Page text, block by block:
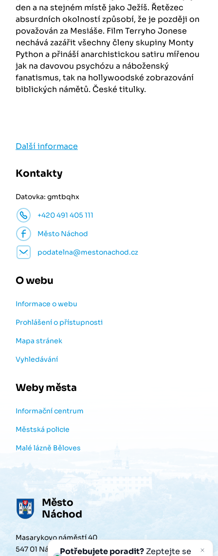
den a na stejném místě jako Ježíš. Řetězec
absurdních okolností způsobí, že je později on
považován za Mesiáše. Film Terryho Jonese
nechává zazářit všechny členy skupiny Monty
Python a přináší anarchistickou satiru mířenou
jak na davovou psychózu a náboženský
fanatismus, tak na hollywoodské zobrazování
biblických námětů. České titulky.
Další informace
Kontakty
Datovka: gmtbqhx
+420 491 405 111
Město Náchod
podatelna@mestonachod.cz
O webu
Informace o webu
Prohlášení o přístupnosti
Mapa stránek
Vyhledávání
Weby města
Informační centrum
Městská policie
Malé lázně Běloves
Město
Náchod
Masarykovo náměstí 40
547 01 NáchodPotřebujete poradit?Zeptejte se